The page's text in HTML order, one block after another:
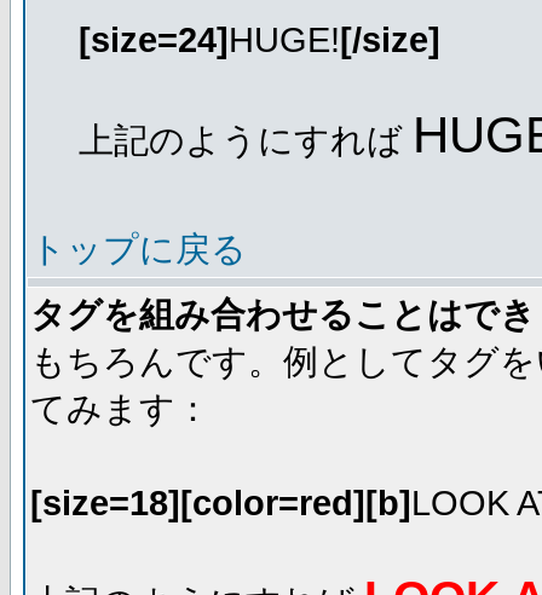
[size=24]HUGE![/size]
上記のようにすれば
トップに戻る
タグを組み合わせることはで
もちろんです。例としてタグ
てみます：
[size=18][color=red][b]LOOK